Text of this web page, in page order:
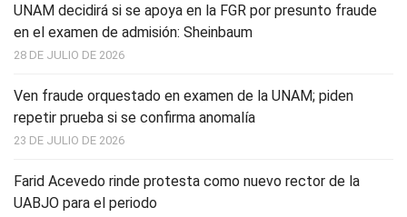
UNAM decidirá si se apoya en la FGR por presunto fraude
en el examen de admisión: Sheinbaum
28 DE JULIO DE 2026
Ven fraude orquestado en examen de la UNAM; piden
repetir prueba si se confirma anomalía
23 DE JULIO DE 2026
Farid Acevedo rinde protesta como nuevo rector de la
UABJO para el periodo